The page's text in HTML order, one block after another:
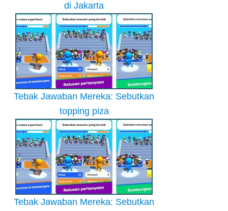
di Jakarta
Tebak Jawaban Mereka: Sebutkan
topping piza
Tebak Jawaban Mereka: Sebutkan